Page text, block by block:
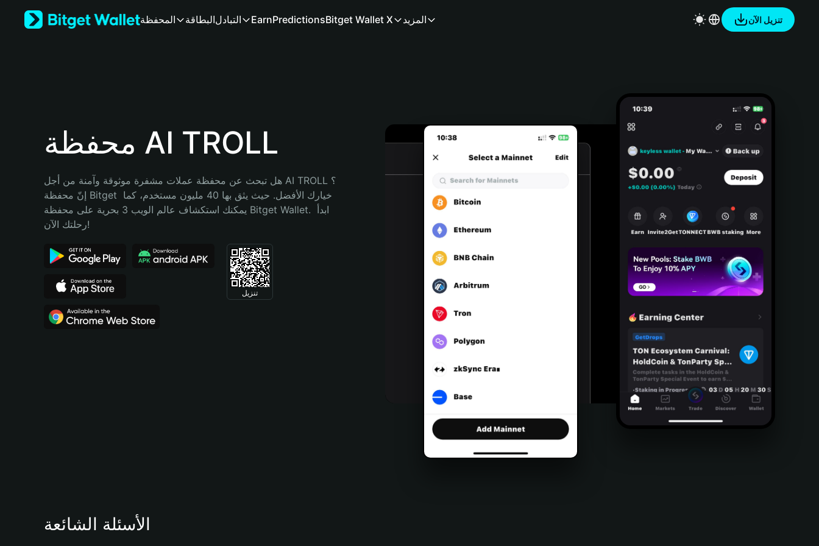
Bahasa Indonesia
Português (Brasil)
المحفظة البطاقةالتبادل EarnPredictionsBitget Wallet X المزيد تنزيل الآن
محفظة AI TROLL
هل تبحث عن محفظة عملات مشفرة موثوقة وآمنة من أجل AI TROLL؟
إنّ محفظة Bitget خيارك الأفضل. حيث يثق بها 40 مليون مستخدم، كما
يمكنك استكشاف عالم الويب 3 بحرية على محفظة Bitget Wallet. ابدأ
رحلتك الآن!
تنزيل
الأسئلة الشائعة